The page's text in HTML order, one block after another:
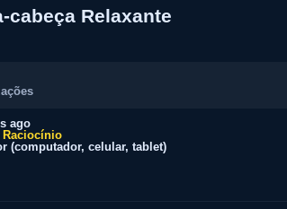
cabeça Relaxante
ago
Raciocínio
(computador, celular, tablet)